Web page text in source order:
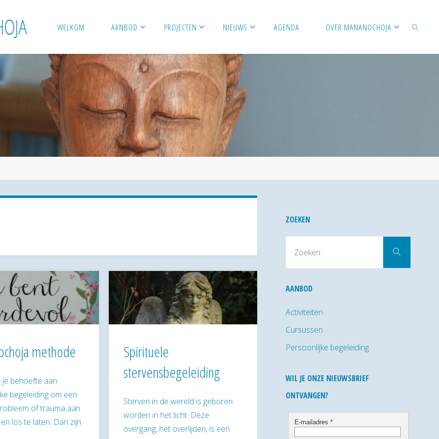
WELKOM AANBOD PROJECTEN NIEUWS AGENDA OVER MANANOCHOJA
methode
je behoefte aan
begeleiding om een
of trauma aan
los te laten. Dan zijn
Spirituele
stervensbegeleiding
Sterven in de wereld is geboren
worden in het licht. Deze
overgang, het overlijden, is een
ZOEKEN
Zoeken
AANBOD
Activiteiten
Cursussen
Persoonlijke begeleiding
WIL JE ONZE NIEUWSBRIEF
ONTVANGEN?